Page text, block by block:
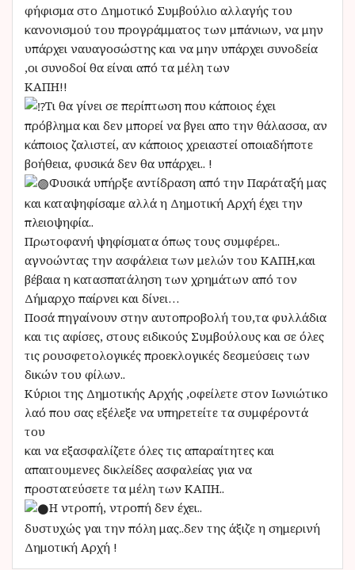
φήφισμα στο Δημοτικό Συμβούλιο αλλαγής του
κανονισμού του προγράμματος των μπάνιων, να μην
υπάρχει ναυαγοσώστης και να μην υπάρχει συνοδεία
,οι συνοδοί θα είναι από τα μέλη των
ΚΑΠΗ!!
Τι θα γίνει σε περίπτωση που κάποιος έχει
πρόβλημα και δεν μπορεί να βγει απο την θάλασσα, αν
κάποιος ζαλιστεί, αν κάποιος χρειαστεί οποιαδήποτε
βοήθεια, φυσικά δεν θα υπάρχει.. !
Φυσικά υπήρξε αντίδραση από την Παράταξή μας
και καταψηφίσαμε αλλά η Δημοτική Αρχή έχει την
πλειοψηφία..
Πρωτοφανή ψηφίσματα όπως τους συμφέρει..
αγνοώντας την ασφάλεια των μελών του ΚΑΠΗ,και
βέβαια η κατασπατάληση των χρημάτων από τον
Δήμαρχο παίρνει και δίνει…
Ποσά πηγαίνουν στην αυτοπροβολή του,τα φυλλάδια
και τις αφίσες, στους ειδικούς Συμβούλους και σε όλες
τις ρουσφετολογικές προεκλογικές δεσμεύσεις των
δικών του φίλων..
️Κύριοι της Δημοτικής Αρχής ,οφείλετε στον Ιωνιώτικο
λαό που σας εξέλεξε να υπηρετείτε τα συμφέροντά
του
και να εξασφαλίζετε όλες τις απαραίτητες και
απαιτουμενες δικλείδες ασφαλείας για να
προστατεύσετε τα μέλη των ΚΑΠΗ..
Η ντροπή, ντροπή δεν έχει..
δυστυχώς γαι την πόλη μας..δεν της άξιζε η σημερινή
Δημοτική Αρχή !